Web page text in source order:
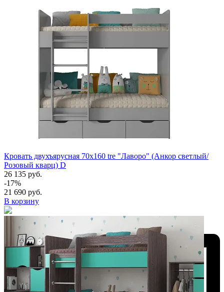
Кровать двухъярусная 70х160 tre "Лаворо" (Анкор светлый/
Розовый кварц) D
26 135 руб.
-17%
21 690 руб.
В корзину